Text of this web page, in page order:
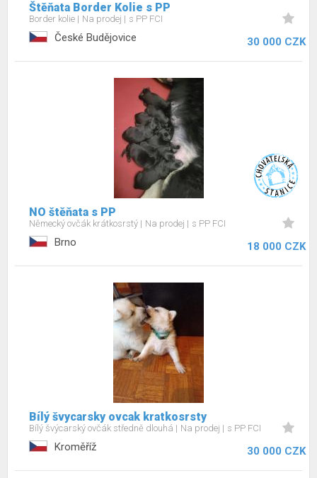
Štěňata Border Kolie s PP
Border kolie Na prodej s PP FCI
České Budějovice 30 000 CZK
NO štěňata s PP
Německý ovčák krátkosrstý Na prodej s PP FCI
Brno 18 000 CZK
Bílý švycarsky ovcak kratkosrsty
Bílý švýcarský ovčák středně dlouhá Na prodej s PP FCI
Kroměříž 30 000 CZK